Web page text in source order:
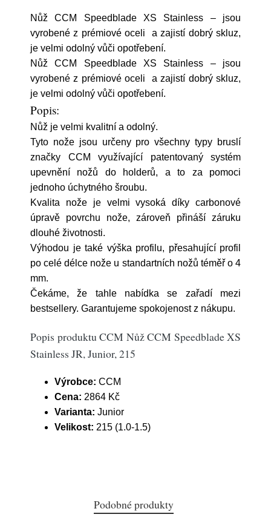
Nůž CCM Speedblade XS Stainless – jsou
vyrobené z prémiové oceli a zajistí dobrý skluz,
je velmi odolný vůči opotřebení.
Nůž CCM Speedblade XS Stainless – jsou
vyrobené z prémiové oceli a zajistí dobrý skluz,
je velmi odolný vůči opotřebení.
Popis:
Nůž je velmi kvalitní a odolný.
Tyto nože jsou určeny pro všechny typy bruslí
značky
CCM využívající patentovaný systém
upevnění nožů do holderů, a to za pomoci
jednoho úchytného šroubu.
Kvalita nože je velmi vysoká díky carbonové
úpravě povrchu nože, zároveň přináší záruku
dlouhé životnosti.
Výhodou je také výška profilu, přesahující profil
po celé délce nože u standartních nožů téměř o 4
mm.
Čekáme, že tahle nabídka se zařadí mezi
bestsellery. Garantujeme spokojenost z nákupu.
Popis produktu CCM Nůž CCM Speedblade XS
Stainless JR, Junior, 215
Výrobce: CCM
Cena: 2864 Kč
Varianta: Junior
Velikost: 215 (1.0-1.5)
Podobné produkty